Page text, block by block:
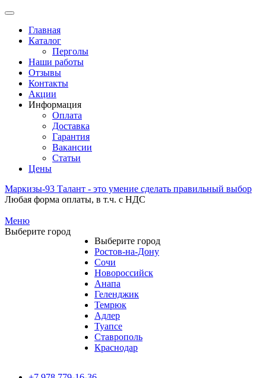
Главная
Каталог
Перголы
Наши работы
Отзывы
Контакты
Акции
Информация
Оплата
Доставка
Гарантия
Вакансии
Статьи
Цены
Маркизы-93 Талант - это умение сделать правильный выбор
Любая форма оплаты, в т.ч. с НДС
Меню
Выберите город
Выберите город
Ростов-на-Дону
Сочи
Новороссийск
Анапа
Геленджик
Темрюк
Адлер
Туапсе
Ставрополь
Краснодар